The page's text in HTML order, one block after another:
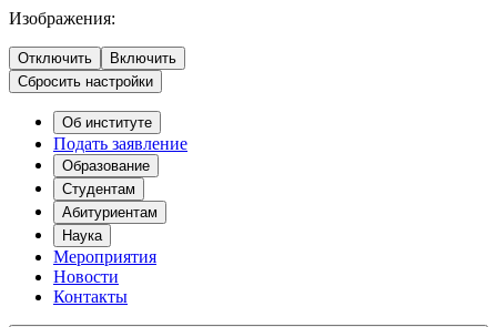
Изображения:
Отключить
Включить
Сбросить настройки
Об институте
Подать заявление
Образование
Студентам
Абитуриентам
Наука
Мероприятия
Новости
Контакты